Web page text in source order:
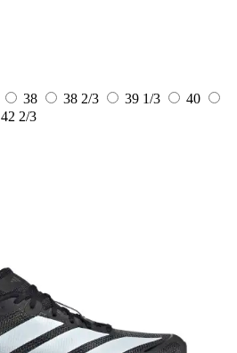
38 38 2/3 39 1/3
40
42 2/3